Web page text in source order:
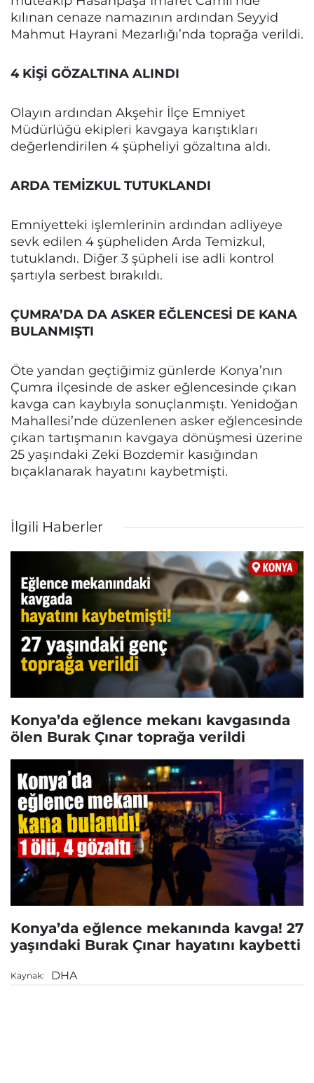
kılınan cenaze namazının ardından Seyyid
Mahmut Hayrani Mezarlığı’nda toprağa verildi.
4 KİŞİ GÖZALTINA ALINDI
Olayın ardından Akşehir İlçe Emniyet
Müdürlüğü ekipleri kavgaya karıştıkları
değerlendirilen 4 şüpheliyi gözaltına aldı.
ARDA TEMİZKUL TUTUKLANDI
Emniyetteki işlemlerinin ardından adliyeye
sevk edilen 4 şüpheliden Arda Temizkul,
tutuklandı. Diğer 3 şüpheli ise adli kontrol
şartıyla serbest bırakıldı.
ÇUMRA’DA DA ASKER EĞLENCESİ DE KANA
BULANMIŞTI
Öte yandan geçtiğimiz günlerde Konya’nın
Çumra ilçesinde de asker eğlencesinde çıkan
kavga can kaybıyla sonuçlanmıştı. Yenidoğan
Mahallesi’nde düzenlenen asker eğlencesinde
çıkan tartışmanın kavgaya dönüşmesi üzerine
25 yaşındaki Zeki Bozdemir kasığından
bıçaklanarak hayatını kaybetmişti.
İlgili Haberler
Konya’da eğlence mekanı kavgasında
ölen Burak Çınar toprağa verildi
Konya’da eğlence mekanında kavga! 27
yaşındaki Burak Çınar hayatını kaybetti
Kaynak: DHA